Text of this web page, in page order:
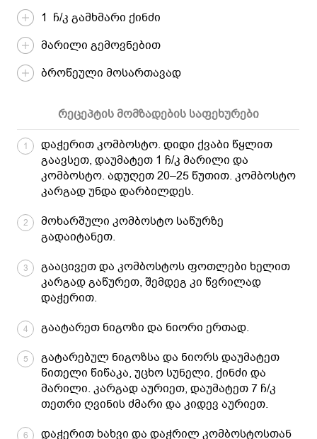
1 ჩ/კ გამხმარი ქინძი
მარილი გემოვნებით
ბროწეული მოსართავად
რეცეპტის მომზადების საფეხურები
1
დაჭერით კომბოსტო. დიდი ქვაბი წყლით
გაავსეთ, დაუმატეთ 1 ჩ/კ მარილი და
კომბოსტო. ადუღეთ 20–25 წუთით. კომბოსტო
კარგად უნდა დარბილდეს.
2
მოხარშული კომბოსტო საწურზე
გადაიტანეთ.
3
გააცივეთ და კომბოსტოს ფოთლები ხელით
კარგად გაწურეთ, შემდეგ კი წვრილად
დაჭერით.
4 გაატარეთ ნიგოზი და ნიორი ერთად.
5
გატარებულ ნიგოზსა და ნიორს დაუმატეთ
წითელი წიწაკა, უცხო სუნელი, ქინძი და
მარილი. კარგად აურიეთ, დაუმატეთ 7 ჩ/კ
თეთრი ღვინის ძმარი და კიდევ აურიეთ.
6 დაჭერით ხახვი და დაჭრილ კომბოსტოსთან